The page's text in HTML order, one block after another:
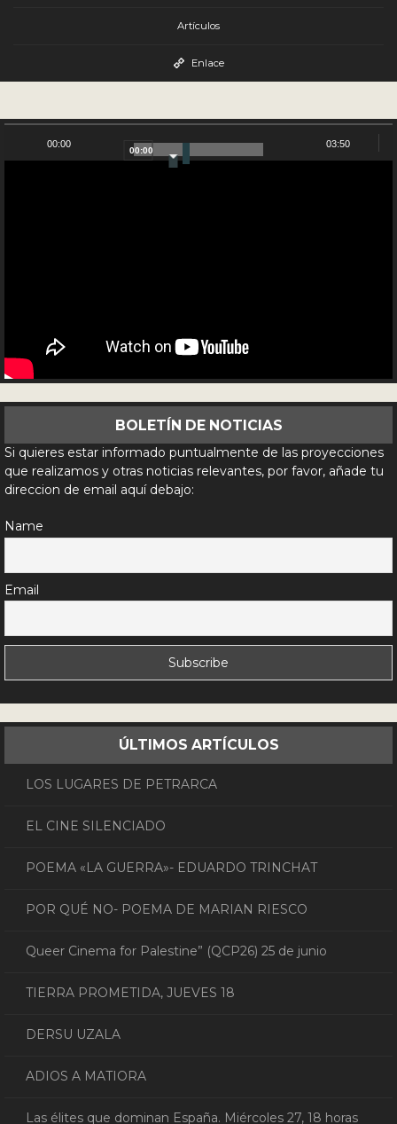
Artículos
Enlace
NUESTRO CANAL DE YOUTUBE
00:00
00:00
03:50
BOLETÍN DE NOTICIAS
Si quieres estar informado puntualmente de las proyecciones
que realizamos y otras noticias relevantes, por favor, añade tu
direccion de email aquí debajo:
Name
Email
ÚLTIMOS ARTÍCULOS
LOS LUGARES DE PETRARCA
EL CINE SILENCIADO
POEMA «LA GUERRA»- EDUARDO TRINCHAT
POR QUÉ NO- POEMA DE MARIAN RIESCO
Queer Cinema for Palestine” (QCP26) 25 de junio
TIERRA PROMETIDA, JUEVES 18
DERSU UZALA
ADIOS A MATIORA
Las élites que dominan España. Miércoles 27, 18 horas